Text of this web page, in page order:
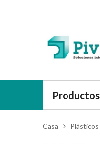
Productos
Casa Plásticos